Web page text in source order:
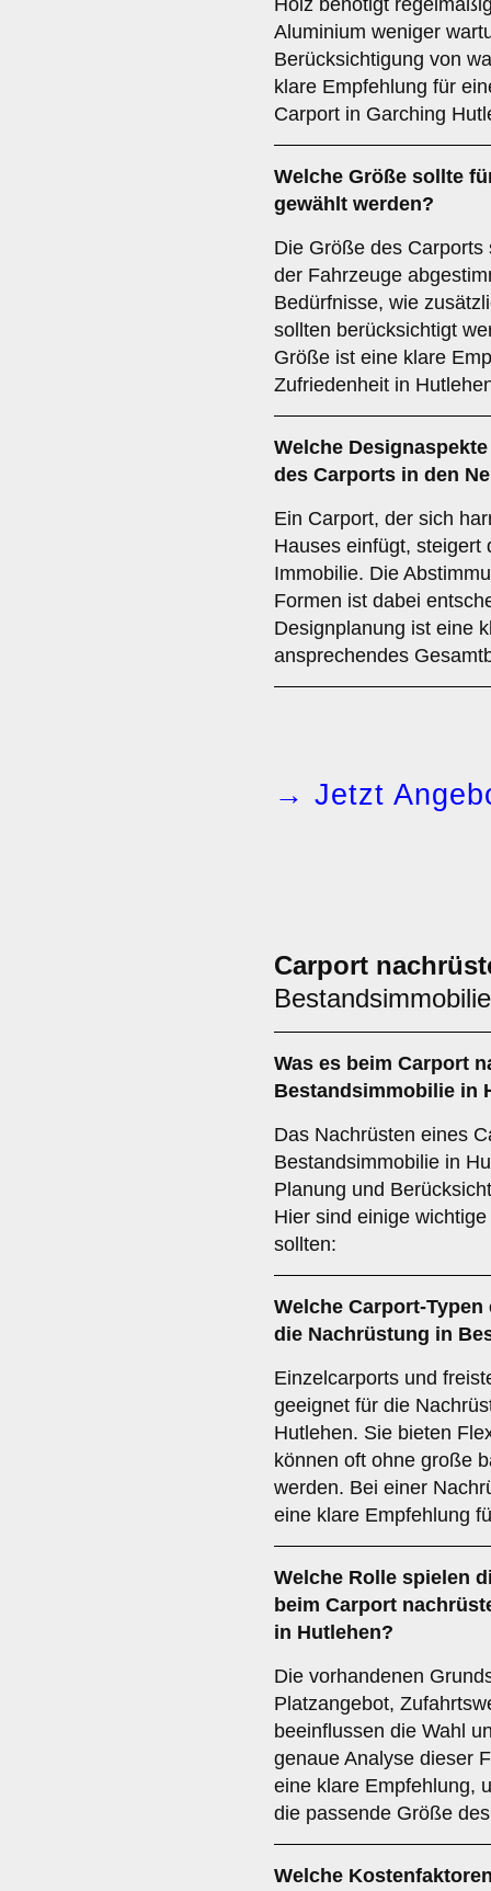
Holz benötigt
Aluminium weniger
Berücksichtigung von
klare Empfehlung für
Carport in Garching
Welche Größe sollte
gewählt werden?
Die Größe des
der Fahrzeuge
Bedürfnisse, wie
sollten berücksichtigt
Größe ist eine klare
Zufriedenheit in
Welche Designaspekte
des Carports in den
Ein Carport, der sich
Hauses einfügt, steigert
Immobilie. Die
Formen ist dabei
Designplanung ist eine
ansprechendes
→ Jetzt
Carport
Was es beim Carport
Bestandsimmobilie in
Das Nachrüsten eines
Bestandsimmobilie in
Planung und
Hier sind einige
sollten:
Welche Carport-Typen
die Nachrüstung in
Einzelcarports und
geeignet für die
Hutlehen. Sie bieten
können oft ohne große
werden. Bei einer
eine klare Empfehlung
Welche Rolle spielen
beim Carport
in Hutlehen?
Die vorhandenen
Platzangebot,
beeinflussen die Wahl
genaue Analyse dieser
eine klare Empfehlung,
die passende Größe
Welche